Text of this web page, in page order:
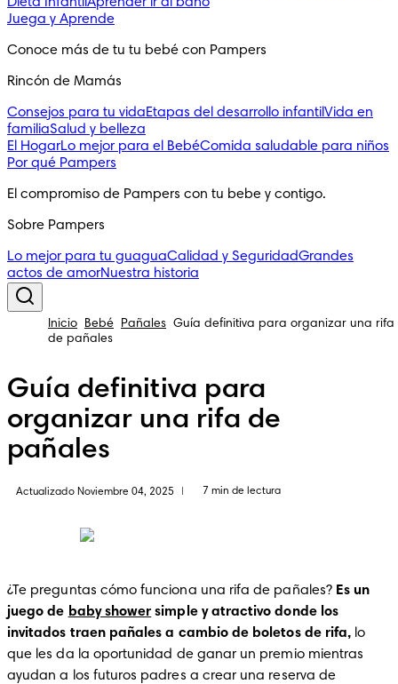
Juega y Aprende
Conoce más de tu tu bebé con Pampers
Rincón de Mamás
Consejos para tu vidaEtapas del desarrollo infantilVida en
familiaSalud y belleza
El HogarLo mejor para el BebéComida saludable para niños
Por qué Pampers
El compromiso de Pampers con tu bebe y contigo.
Sobre Pampers
Lo mejor para tu guaguaCalidad y SeguridadGrandes
actos de amorNuestra historia
Inicio Bebé Pañales Guía definitiva para organizar una rifa
de pañales
Guía definitiva para
organizar una rifa de
pañales
Actualizado Noviembre 04, 2025 7 min de lectura
¿Te preguntas cómo funciona una rifa de pañales? Es un
juego de baby shower simple y atractivo donde los
invitados traen pañales a cambio de boletos de rifa, lo
que les da la oportunidad de ganar un premio mientras
ayudan a los futuros padres a crear una reserva de